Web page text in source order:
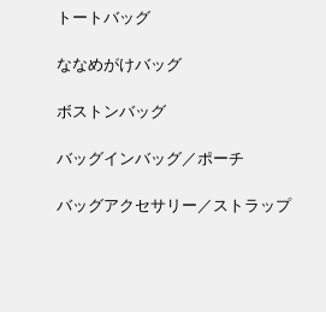
トートバッグ
ななめがけバッグ
ボストンバッグ
バッグインバッグ／ポーチ
バッグアクセサリー／ストラップ